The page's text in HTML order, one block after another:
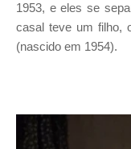
1953, e eles se
casal teve um filho,
(nascido em 1954).